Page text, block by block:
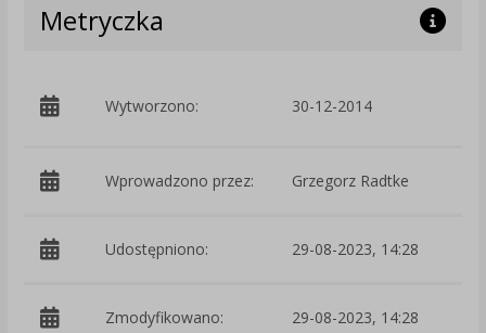
Metryczka
Wytworzono: 30-12-2014
Wprowadzono przez: Grzegorz Radtke
Udostępniono: 29-08-2023, 14:28
Zmodyfikowano: 29-08-2023, 14:28